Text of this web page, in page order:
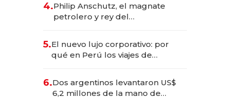
4.Philip Anschutz, el magnate
petrolero y rey del
Fénix
5.El nuevo lujo corporativo: por
qué en Perú los viajes de
para convertirse en experiencias
transformadoras
6.Dos argentinos levantaron US$
6,2 millones de la mano de